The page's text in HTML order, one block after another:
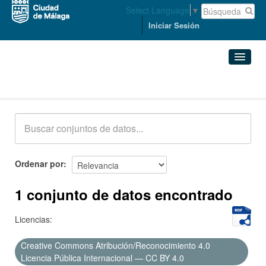
Select Language ▼
Iniciar Sesión
Acerca de
Ordenar por
1 conjunto de datos encontrado
Licencias:
Creative Commons Atribución/Reconocimiento 4.0
Licencia Pública Internacional — CC BY 4.0